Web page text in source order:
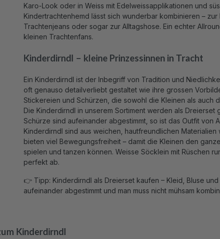
Karo-Look oder in Weiss mit Edelweissapplikationen und
Kindertrachtenhemd lässt sich wunderbar kombinieren –
Trachtenjeans oder sogar zur Alltagshose. Ein echter
kleinen Trachtenfans.
Kinderdirndl – kleine Prinzessinnen in Tracht
Ein Kinderdirndl ist der Inbegriff von Tradition und
oft genauso detailverliebt gestaltet wie ihre grossen
Stickereien und Schürzen, die sowohl die Kleinen als auch
Die Kinderdirndl in unserem Sortiment werden als Dreierset
Schürze sind aufeinander abgestimmt, so ist das Outfit von
Kinderdirndl sind aus weichen, hautfreundlichen
bieten viel Bewegungsfreiheit – damit die Kleinen den
spielen und tanzen können. Weisse Söcklein mit Rüschen
perfekt ab.
👉 Tipp: Kinderdirndl als Dreierset kaufen – Kleid, Bluse
aufeinander abgestimmt und man muss nicht mühsam
Kinderdirndl